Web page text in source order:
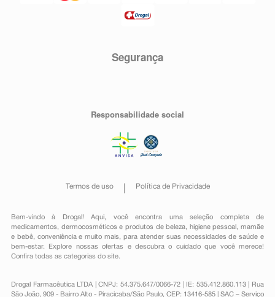
Segurança
Responsabilidade social
Termos de uso Política de Privacidade
Bem-vindo à Drogal! Aqui, você encontra uma seleção completa de
medicamentos , dermocosméticos e produtos de beleza, higiene pessoal ,mamãe
e bebê, conveniênciae muito mais, para atender suas necessidades de saúde e
bem-estar. Explore nossas ofertas e descubra o cuidado que você merece!
Confira todas as categorias do site.
Drogal Farmacêutica LTDA | CNPJ: 54.375.647/0066-72 | IE: 535.412.860.113 | Rua
São João, 909 - Bairro Alto - Piracicaba/São Paulo, CEP: 13416-585 | SAC – Serviço